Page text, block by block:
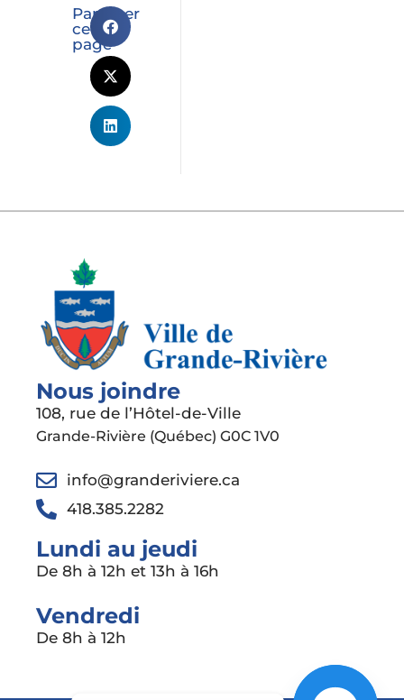
Partager
cette
page
Nous joindre
108, rue de l’Hôtel-de-Ville
Grande-Rivière (Québec) G0C 1V0
info@granderiviere.ca
418.385.2282
Lundi au jeudi
De 8h à 12h et 13h à 16h
Vendredi
De 8h à 12h